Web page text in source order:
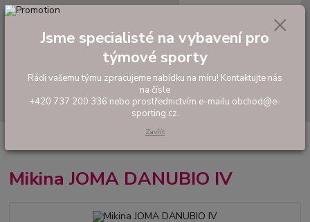
Hledat
tel: +420 737 200 336
0,00 Kč
Tréninkové oblečení
DANUBIO IV
Mikina JOMA DANUBIO IV
Jsme specialisté na vybavení pro
týmové sporty
Rádi vašemu týmu zpracujeme nabídku na míru! Kontaktujte nás
na čísle
+420 737 200 336 nebo prostřednictvím e-mailu obchod@e-
sporting.cz.
Zavřít